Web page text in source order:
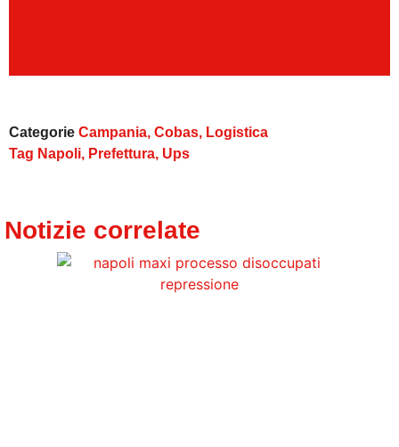
Categorie Campania, Cobas, Logistica
Tag Napoli, Prefettura, Ups
Notizie correlate